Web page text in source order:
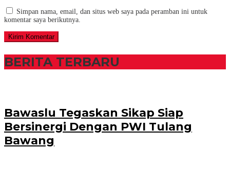
Simpan nama, email, dan situs web saya pada peramban ini untuk
komentar saya berikutnya.
BERITA TERBARU
Bawaslu Tegaskan Sikap Siap
Bersinergi Dengan PWI Tulang
Bawang